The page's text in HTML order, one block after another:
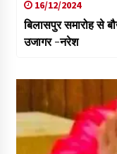
16/12/2024
बिलासपुर समारोह से
उजागर -नरेश